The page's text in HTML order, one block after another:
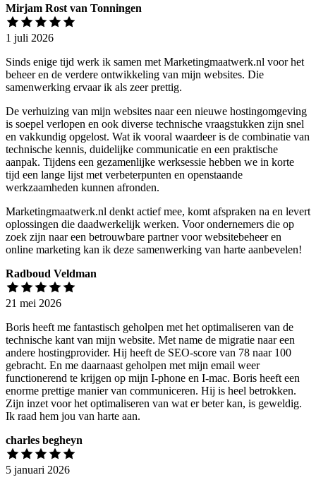
Mirjam Rost van Tonningen
1 juli 2026
Sinds enige tijd werk ik samen met Marketingmaatwerk.nl voor het
beheer en de verdere ontwikkeling van mijn websites. Die
samenwerking ervaar ik als zeer prettig.
De verhuizing van mijn websites naar een nieuwe hostingomgeving
is soepel verlopen en ook diverse technische vraagstukken zijn snel
en vakkundig opgelost. Wat ik vooral waardeer is de combinatie van
technische kennis, duidelijke communicatie en een praktische
aanpak. Tijdens een gezamenlijke werksessie hebben we in korte
tijd een lange lijst met verbeterpunten en openstaande
werkzaamheden kunnen afronden.
Marketingmaatwerk.nl denkt actief mee, komt afspraken na en levert
oplossingen die daadwerkelijk werken. Voor ondernemers die op
zoek zijn naar een betrouwbare partner voor websitebeheer en
online marketing kan ik deze samenwerking van harte aanbevelen!
Radboud Veldman
21 mei 2026
Boris heeft me fantastisch geholpen met het optimaliseren van de
technische kant van mijn website. Met name de migratie naar een
andere hostingprovider. Hij heeft de SEO-score van 78 naar 100
gebracht. En me daarnaast geholpen met mijn email weer
functionerend te krijgen op mijn I-phone en I-mac. Boris heeft een
enorme prettige manier van communiceren. Hij is heel betrokken.
Zijn inzet voor het optimaliseren van wat er beter kan, is geweldig.
Ik raad hem jou van harte aan.
charles begheyn
5 januari 2026